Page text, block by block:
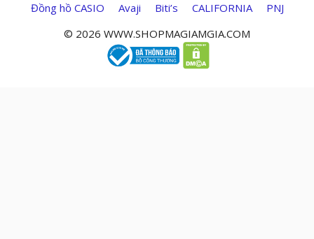
Đồng hồ CASIO
Avaji Biti’s CALIFORNIA
PNJ
© 2026 WWW.SHOPMAGIAMGIA.COM